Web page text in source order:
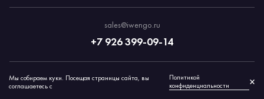
sales@iwengo.ru
+7 926 399-09-14
© 2026 Айвенго
Мы собираем куки. Посещая страницы сайта, вы
соглашаетесь с
Политикой
конфиденциальности
×